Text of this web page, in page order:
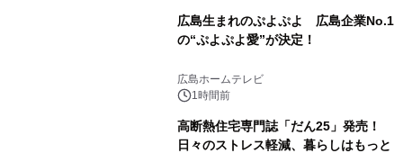
広島生まれのぷよぷよ 広島企業No.1
の“ぷよぷよ愛”が決定！
広島ホームテレビ
1時間前
高断熱住宅専門誌「だん25」発売！
日々のストレス軽減、暮らしはもっと